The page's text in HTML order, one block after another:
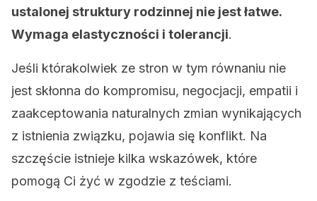
ustalonej struktury rodzinnej nie jest łatwe.
Wymaga elastyczności i tolerancji.
Jeśli którakolwiek ze stron w tym równaniu nie
jest skłonna do kompromisu, negocjacji, empatii i
zaakceptowania naturalnych zmian wynikających
z istnienia związku, pojawia się konflikt. Na
szczęście istnieje kilka wskazówek, które
pomogą Ci żyć w zgodzie z teściami.